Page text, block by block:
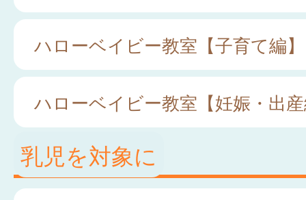
ハローベイビー教室【子育て編】
ハローベイビー教室【妊娠・出
乳児を対象に